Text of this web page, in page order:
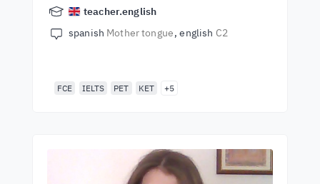
teacher.english
spanish Mother tongue english C2
FCE IELTS PET KET +5